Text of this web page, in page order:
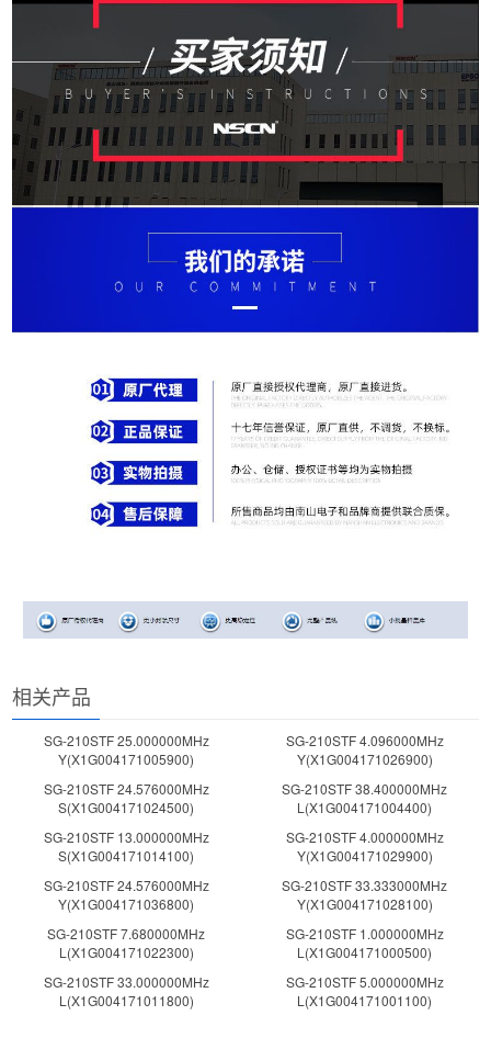
相关产品
SG-210STF 25.000000MHz
Y(X1G004171005900)
SG-210STF 4.096000MHz
Y(X1G004171026900)
SG-210STF 24.576000MHz
S(X1G004171024500)
SG-210STF 38.400000MHz
L(X1G004171004400)
SG-210STF 13.000000MHz
S(X1G004171014100)
SG-210STF 4.000000MHz
Y(X1G004171029900)
SG-210STF 24.576000MHz
Y(X1G004171036800)
SG-210STF 33.333000MHz
Y(X1G004171028100)
SG-210STF 7.680000MHz
L(X1G004171022300)
SG-210STF 1.000000MHz
L(X1G004171000500)
SG-210STF 33.000000MHz
L(X1G004171011800)
SG-210STF 5.000000MHz
L(X1G004171001100)